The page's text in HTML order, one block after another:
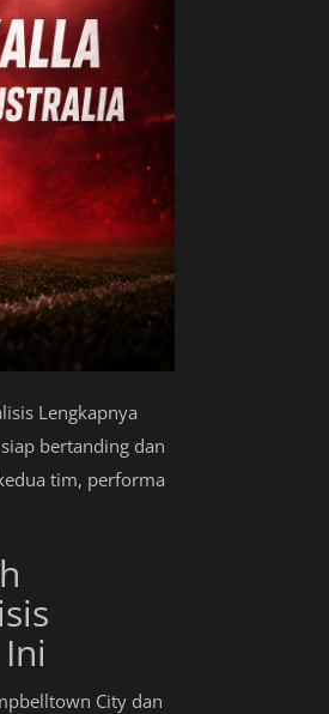
Lengkapnya
bertanding dan
tim, performa
City dan